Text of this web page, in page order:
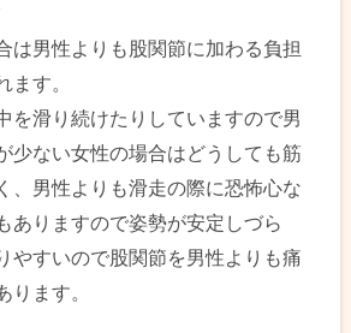
は男性よりも股関節に加わる負担
ます。
を滑り続けたりしていますので男
少ない女性の場合はどうしても筋
、男性よりも滑走の際に恐怖心な
ありますので姿勢が安定しづら
やすいので股関節を男性よりも痛
ります。